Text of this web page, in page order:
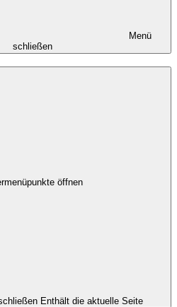
Menü
schließen
öffnen
Enthält die aktuelle Seite